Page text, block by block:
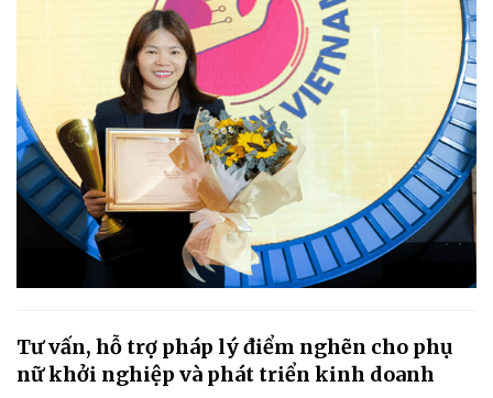
Tư vấn, hỗ trợ pháp lý điểm nghẽn cho phụ
nữ khởi nghiệp và phát triển kinh doanh